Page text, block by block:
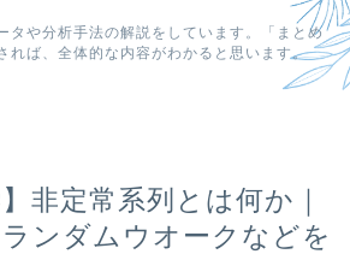
タや分析手法の解説をしています。「まとめ
れば、全体的な内容がわかると思います。
非定常系列とは何か｜
ンダムウオークなどを